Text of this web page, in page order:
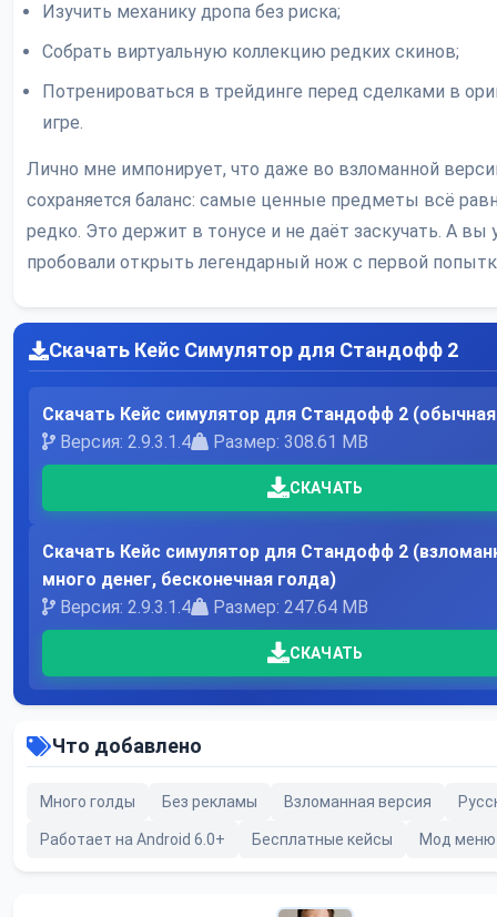
Изучить механику дропа без риска;
Собрать виртуальную коллекцию редких скинов;
Потренироваться в трейдинге перед сделками в
игре.
Лично мне импонирует, что даже во взломанной
сохраняется баланс: самые ценные предметы всё
редко. Это держит в тонусе и не даёт заскучать. А вы
пробовали открыть легендарный нож с первой
Скачать Кейс Симулятор для Стандофф 2
Скачать Кейс симулятор для Стандофф 2
Версия: 2.9.3.1.4
Размер: 308.61 MB
СКАЧАТЬ
Скачать Кейс симулятор для Стандофф 2
много денег, бесконечная голда)
Версия: 2.9.3.1.4
Размер: 247.64 MB
СКАЧАТЬ
Что добавлено
Много голды Без рекламы Взломанная версия
Работает на Android 6.0+ Бесплатные кейсы Мод меню